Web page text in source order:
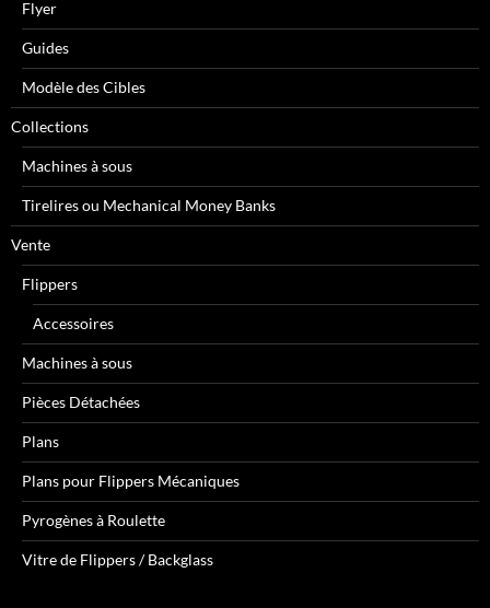
Flyer
Guides
Modèle des Cibles
Collections
Machines à sous
Tirelires ou Mechanical Money Banks
Vente
Flippers
Accessoires
Machines à sous
Pièces Détachées
Plans
Plans pour Flippers Mécaniques
Pyrogènes à Roulette
Vitre de Flippers / Backglass